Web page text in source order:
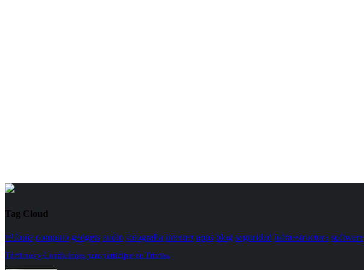
Tag Cloud
telfonia computo gadgets audio fotografia internet apps blog seguridad infraestructura software
Términos y Condiciones para participar en Trivias.